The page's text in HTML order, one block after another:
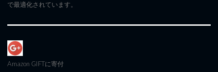
で最適化されています。
Amazon GIFTに寄付